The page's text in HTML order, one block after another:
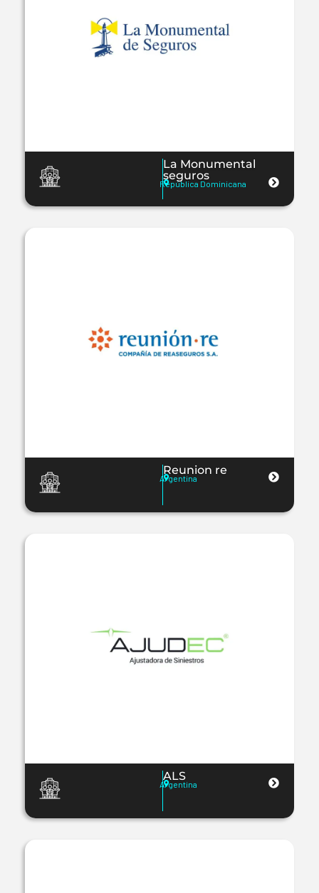
La Monumental
seguros
República Dominicana
Reunion re
Argentina
ALS
Argentina